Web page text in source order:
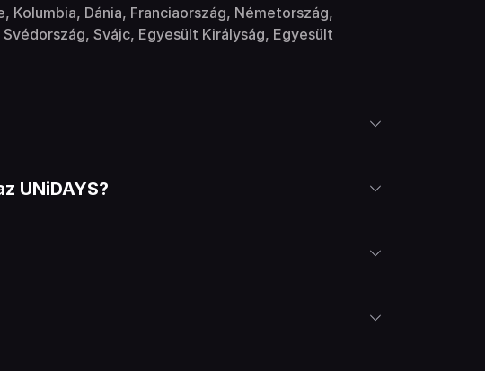
Kolumbia, Dánia, Franciaország, Németország,
Svájc, Egyesült Királyság, Egyesült
UNiDAYS?